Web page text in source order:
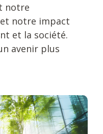
notre
notre impact
et la société.
avenir plus